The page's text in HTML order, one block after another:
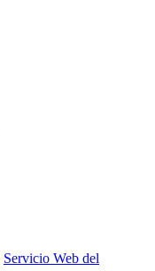
Servicio Web del